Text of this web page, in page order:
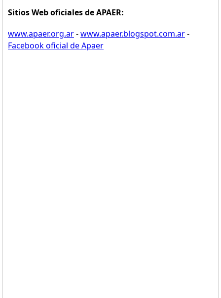
Sitios Web oficiales de APAER:
www.apaer.org.ar-www.apaer.blogspot.com.ar-
Facebook oficial de Apaer